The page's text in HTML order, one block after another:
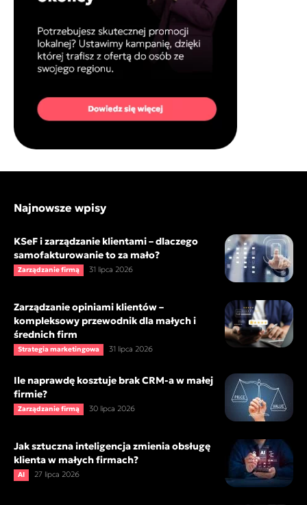
Najnowsze wpisy
KSeF i zarządzanie klientami – dlaczego
samofakturowanie to za mało?
Zarządzanie firmą 31 lipca 2026
Zarządzanie opiniami klientów –
kompleksowy przewodnik dla małych i
średnich firm
Strategia marketingowa 31 lipca 2026
Ile naprawdę kosztuje brak CRM-a w małej
firmie?
Zarządzanie firmą 30 lipca 2026
Jak sztuczna inteligencja zmienia obsługę
klienta w małych firmach?
AI 27 lipca 2026